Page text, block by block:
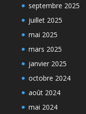
septembre 2025
juillet 2025
mai 2025
mars 2025
janvier 2025
octobre 2024
août 2024
mai 2024